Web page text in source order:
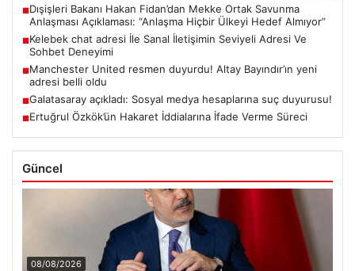
■Dışişleri Bakanı Hakan Fidan’dan Mekke Ortak Savunma
Anlaşması Açıklaması: “Anlaşma Hiçbir Ülkeyi Hedef Almıyor”
■Kelebek chat adresi İle Sanal İletişimin Seviyeli Adresi Ve
Sohbet Deneyimi
■Manchester United resmen duyurdu! Altay Bayındır’ın yeni
adresi belli oldu
■Galatasaray açıkladı: Sosyal medya hesaplarına suç duyurusu!
■Ertuğrul Özkök’ün Hakaret İddialarına İfade Verme Süreci
Güncel
08/08/2026